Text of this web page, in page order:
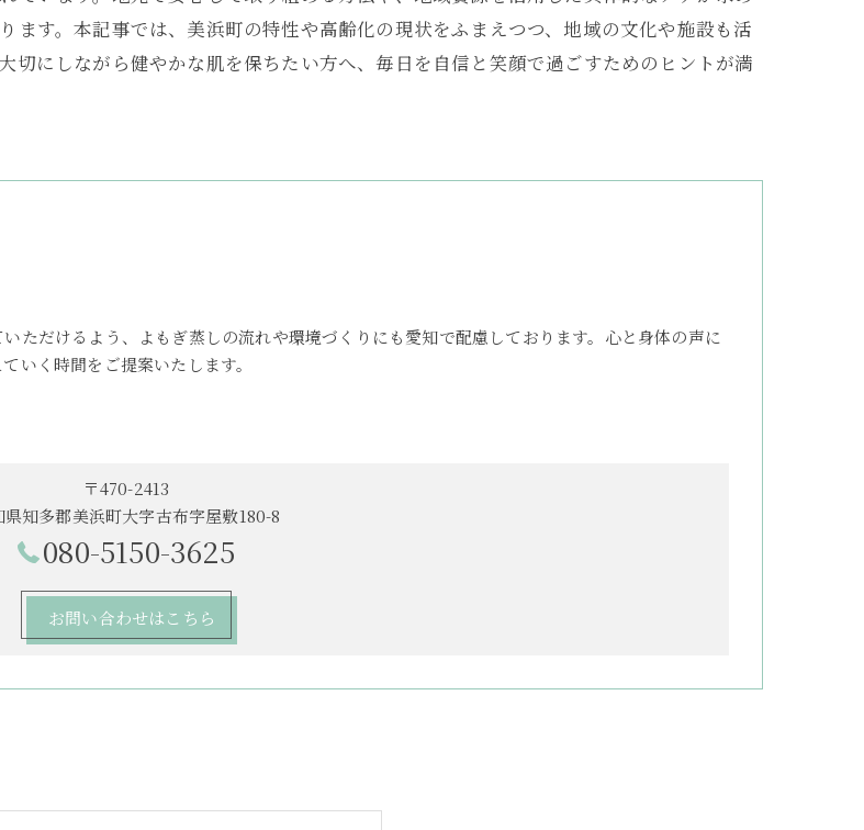
ます。本記事では、美浜町の特性や高齢化の現状をふまえつつ、地域の文化や施設も活
切にしながら健やかな肌を保ちたい方へ、毎日を自信と笑顔で過ごすためのヒントが満
ただけるよう、よもぎ蒸しの流れや環境づくりにも愛知で配慮しております。心と身体の声に
いく時間をご提案いたします。
〒470-2413
県知多郡美浜町大字古布字屋敷180-8
080-5150-3625
お問い合わせはこちら